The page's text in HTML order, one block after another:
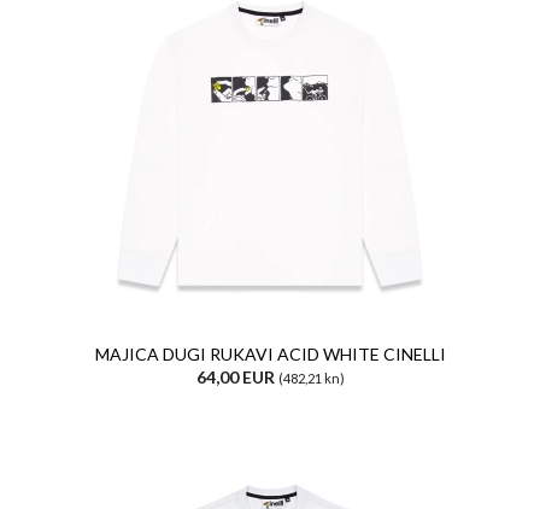
MAJICA DUGI RUKAVI ACID WHITE CINELLI
64,00 EUR (482,21 kn)